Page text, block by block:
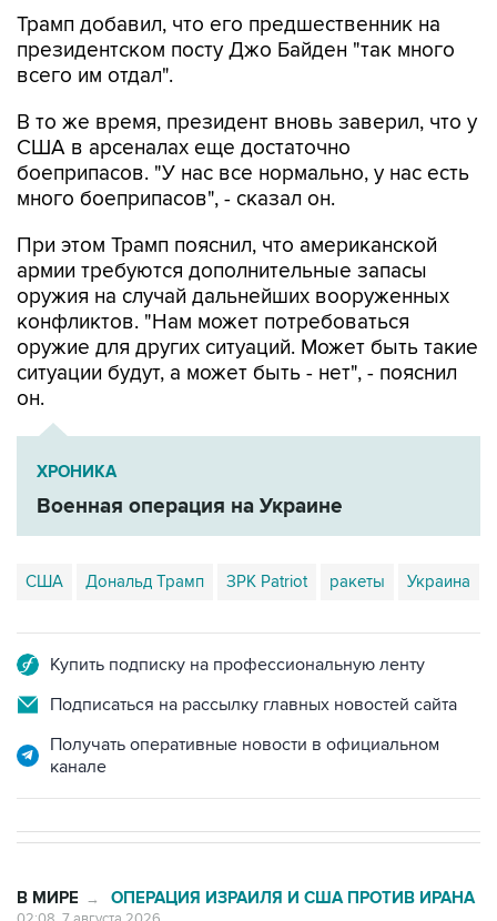
Трамп добавил, что его предшественник на
президентском посту Джо Байден "так много
всего им отдал".
В то же время, президент вновь заверил, что у
США в арсеналах еще достаточно
боеприпасов. "У нас все нормально, у нас есть
много боеприпасов", - сказал он.
При этом Трамп пояснил, что американской
армии требуются дополнительные запасы
оружия на случай дальнейших вооруженных
конфликтов. "Нам может потребоваться
оружие для других ситуаций. Может быть такие
ситуации будут, а может быть - нет", - пояснил
он.
ХРОНИКА
Военная операция на Украине
США Дональд Трамп ЗРК Patriot ракеты Украина
Купить подписку на профессиональную ленту
Подписаться на рассылку главных новостей сайта
Получать оперативные новости в официальном
канале
В МИРЕ → ОПЕРАЦИЯ ИЗРАИЛЯ И США ПРОТИВ ИРАНА